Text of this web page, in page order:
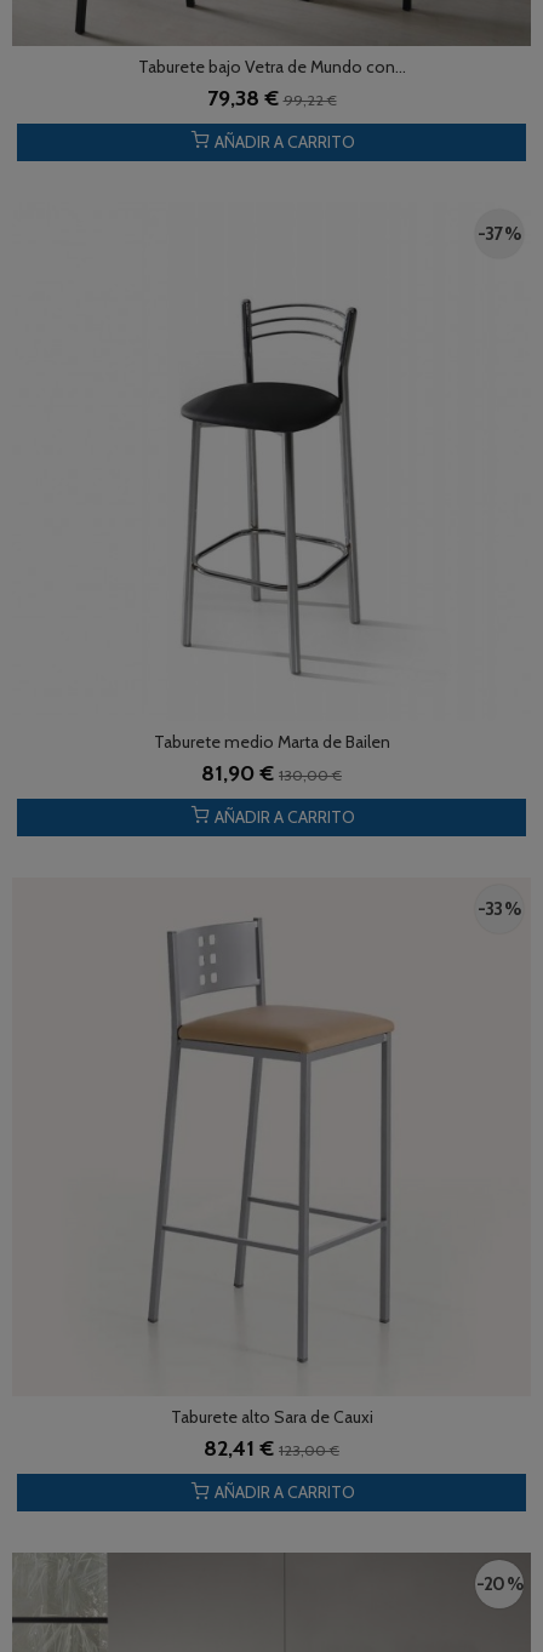
Taburete bajo Vetra de Mundo con...
79,38 €99,22 €
AÑADIR A CARRITO
-37 %
Taburete medio Marta de Bailen
81,90 € 130,00 €
AÑADIR A CARRITO
-33 %
Taburete alto Sara de Cauxi
82,41 € 123,00 €
AÑADIR A CARRITO
-20 %